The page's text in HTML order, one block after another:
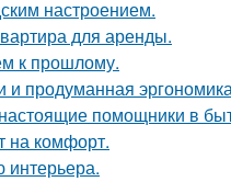
настроением.
для аренды.
к прошлому.
продуманная
помощники в
на комфорт.
интерьера.